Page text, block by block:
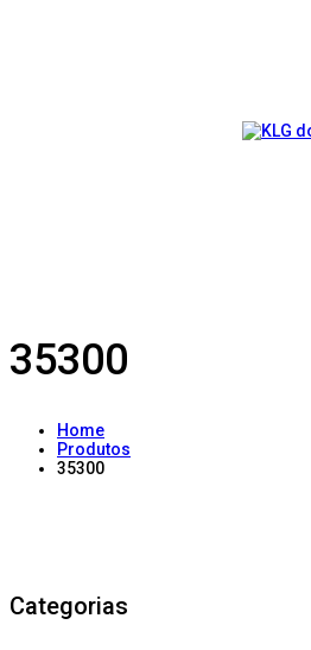
35300
Home
Produtos
35300
Categorias